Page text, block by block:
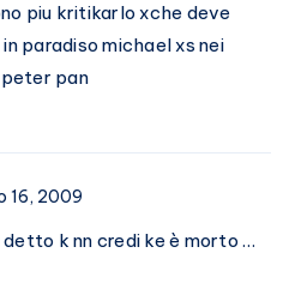
piu kritikarlo xche deve
paradiso michael xs nei
pan
16, 2009
detto k nn credi ke è morto …